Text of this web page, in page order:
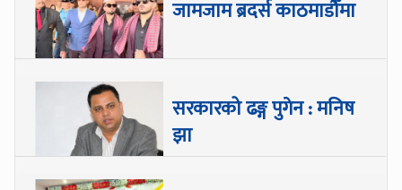
जामजाम ब्रदर्स काठमाडौँमा
सरकारको ढङ्ग पुगेन : मनिष
झा